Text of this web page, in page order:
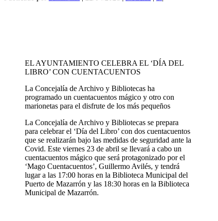
EL AYUNTAMIENTO CELEBRA EL ‘DÍA DEL
LIBRO’ CON CUENTACUENTOS
La Concejalía de Archivo y Bibliotecas ha
programado un cuentacuentos mágico y otro con
marionetas para el disfrute de los más pequeños
La Concejalía de Archivo y Bibliotecas se prepara
para celebrar el ‘Día del Libro’ con dos cuentacuentos
que se realizarán bajo las medidas de seguridad ante la
Covid. Este viernes 23 de abril se llevará a cabo un
cuentacuentos mágico que será protagonizado por el
‘Mago Cuentacuentos’, Guillermo Avilés, y tendrá
lugar a las 17:00 horas en la Biblioteca Municipal del
Puerto de Mazarrón y las 18:30 horas en la Biblioteca
Municipal de Mazarrón.